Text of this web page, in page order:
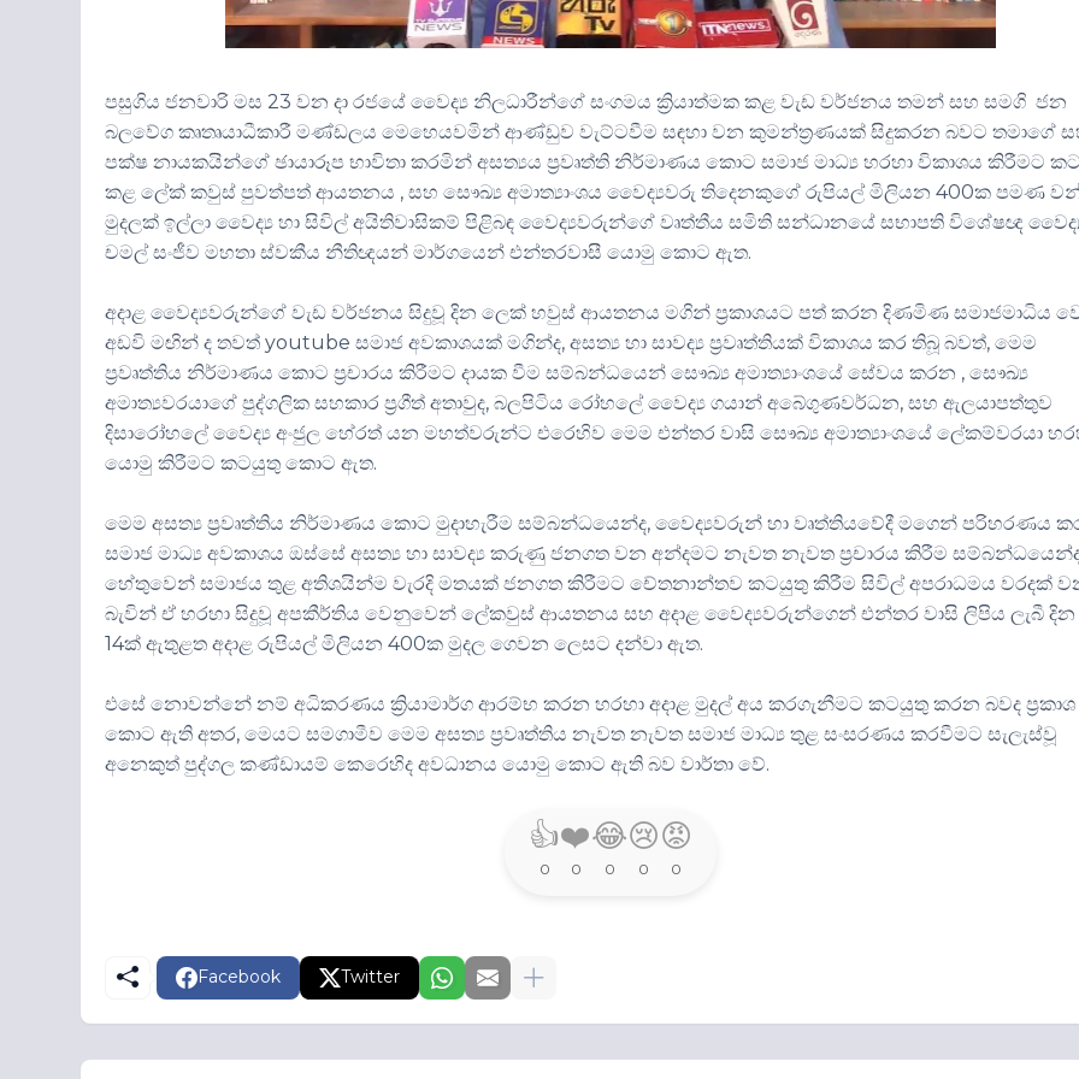
පසුගිය ජනවාරි මස 23 වන දා රජයේ වෛද්‍ය නිලධාරීන්ගේ සංගමය ක්‍රියාත්මක කළ වැඩ වර්ජනය තමන් සහ සමගි ජන
බලවේග කෘතෘයාධීකාරී මණ්ඩලය මෙහෙයවමින් ආණ්ඩුව වැට්ටවීම සඳහා වන කුමන්ත්‍රණයක් සිදුකරන බවට තමාගේ
පක්ෂ නායකයින්ගේ ඡායාරූප භාවිතා කරමින් අසත්‍යය ප්‍රවෘත්ති නිර්මාණය කොට සමාජ මාධ්‍ය හරහා විකාශය කිරීමට
කළ ලේක් කවුස් පුවත්පත් ආයතනය , සහ සෞඛ්‍ය අමාත්‍යාංශය වෛද්‍යවරු තිදෙනකුගේ රුපියල් මිලියන 400ක පමණ
මුදලක් ඉල්ලා වෛද්‍ය හා සිවිල් අයිතිවාසිකම් පිළිබඳ වෛද්‍යවරුන්ගේ වෘත්තීය සමිති සන්ධානයේ සභාපති විශේෂඥ
චමල් සංජීව මහතා ස්වකීය නීතිඥයන් මාර්ගයෙන් එන්තරවාසී යොමු කොට ඇත.
අදාළ වෛද්‍යවරුන්ගේ වැඩ වර්ජනය සිදුවූ දින ලෙක් හවුස් ආයතනය මගින් ප්‍රකාශයට පත් කරන දිණමිණ සමාජමාධිය
අඩවි මඟින් ද තවත් youtube සමාජ අවකාශයක් මගින්ද, අසත්‍ය හා සාවද්‍ය ප්‍රවෘත්තියක් විකාශය කර තිබූ බවත්, මෙම
ප්‍රවෘත්තිය නිර්මාණය කොට ප්‍රචාරය කිරීමට දායක වීම සම්බන්ධයෙන් සෞඛ්‍ය අමාත්‍යාංශයේ සේවය කරන , සෞඛ්‍ය
අමාත්‍යවරයාගේ පුද්ගලික සහකාර ප්‍රගීත් අතාවුද, බලපිටිය රෝහලේ වෛද්‍ය ගයාන් අබේගුණවර්ධන, සහ ඇලයාපත්තුව
දිසාරෝහලේ වෛද්‍ය අංජුල හේරත් යන මහත්වරුන්ට එරෙහිව මෙම එන්තර වාසි සෞඛ්‍ය අමාත්‍යාංශයේ ලේකම්වරයා
යොමු කිරීමට කටයුතු කොට ඇත.
මෙම අසත්‍ය ප්‍රවෘත්තිය නිර්මාණය කොට මුදාහැරීම සම්බන්ධයෙන්ද, වෛද්‍යවරුන් හා වෘත්තියවේදී මගෙන් පරිහරණය
සමාජ මාධ්‍ය අවකාශය ඔස්සේ අසත්‍ය හා සාවද්‍ය කරුණු ජනගත වන අන්දමට නැවත නැවත ප්‍රචාරය කිරීම
හේතුවෙන් සමාජය තුළ අතිශයින්ම වැරදි මතයක් ජනගත කිරීමට චේතනාන්තව කටයුතු කිරීම සිවිල් අපරාධමය වරදක්
බැවින් ඒ හරහා සිදුවූ අපකීර්තිය වෙනුවෙන් ලේකවුස් ආයතනය සහ අදාළ වෛද්‍යවරුන්ගෙන් එන්තර වාසි ලිපිය ලැබී දින
14ක් ඇතුළත අදාළ රුපියල් මිලියන 400ක මුදල ගෙවන ලෙසට දන්වා ඇත.
එසේ නොවන්නේ නම් අධිකරණය ක්‍රියාමාර්ග ආරම්භ කරන හරහා අදාළ මුදල් අය කරගැනීමට කටයුතු කරන බවද ප්‍රකාශ
කොට ඇති අතර, මෙයට සමගාමීව මෙම අසත්‍ය ප්‍රවෘත්තිය නැවත නැවත සමාජ මාධ්‍ය තුළ සංසරණය කරවීමට සැලැස්වූ
අනෙකුත් පුද්ගල කණ්ඩායම් කෙරෙහිද අවධානය යොමු කොට ඇති බව වාර්තා වේ.
👍
0
❤️
0
😂
0
😢
0
😡
0
Facebook Twitter